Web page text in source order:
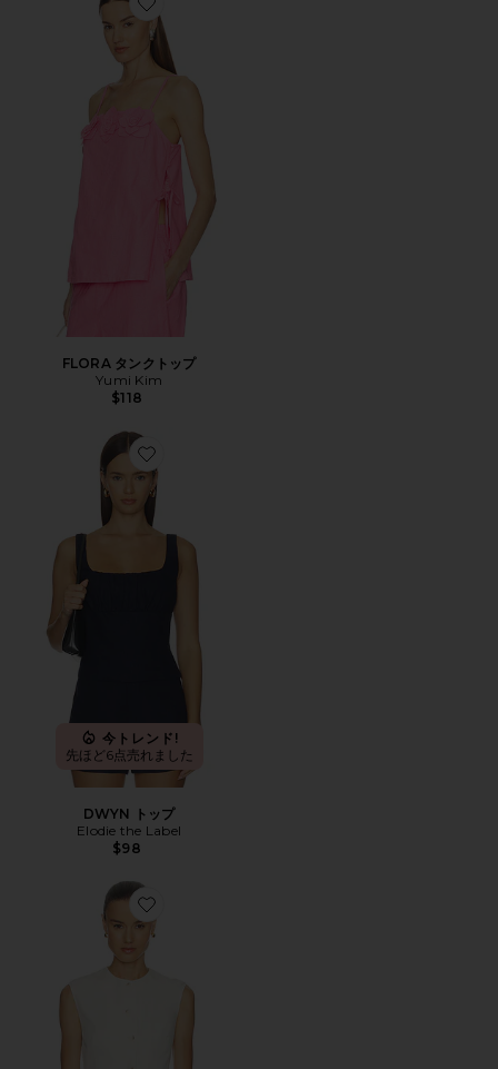
Favorite FLORA タンクトップ
FLORA タンクトップ
Yumi Kim
$118
今トレンド!
先ほど6点売れました
DWYN トップ
Elodie the Label
$98
Favorite ELIRA ベスト